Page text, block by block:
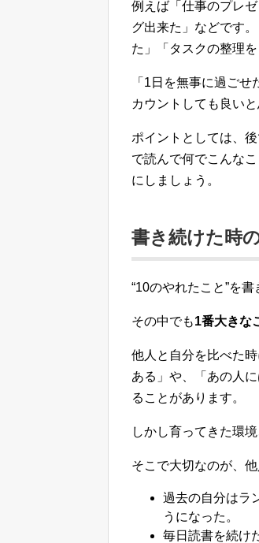
例えば「仕事のプレ
グ出来た」などです
た」「タスクの整理
「1日を無事に過ご
カウントしても良いと
ポイントとしては、
で読んで何でこんな
にしましょう。
書き続けた時
“10のやれたこと”を
その中でも1番大きな
他人と自分を比べた
ある」や、「あの人
ることがあります。
しかし育ってきた環
そこで大切なのが、
過去の自分はラ
うになった。
毎日読書を続け